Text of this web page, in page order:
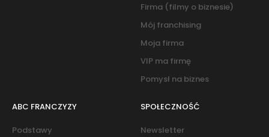
Firma (filmy o biznesie)
Mój franchising
Moja firma
VIP ma firmę
Pomysł na biznes
ABC FRANCZYZY
Podstawy
SPOŁECZNOŚĆ
Newsletter